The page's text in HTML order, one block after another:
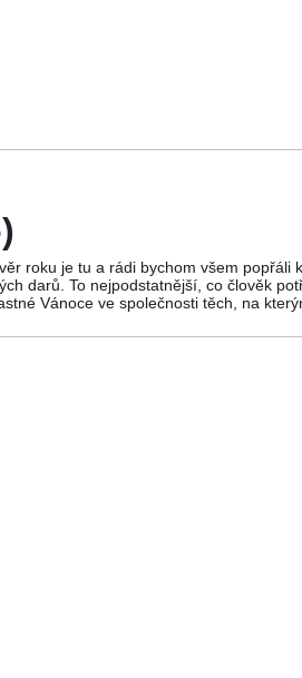
roku je tu a rádi bychom všem
darů. To nejpodstatnější, co člověk
Vánoce ve společnosti těch, na